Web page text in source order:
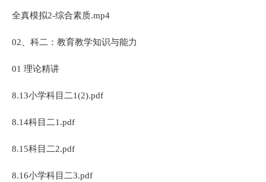
全真模拟2-综合素质.mp4
02、科二：教育教学知识与能力
01 理论精讲
8.13小学科目二1(2).pdf
8.14科目二1.pdf
8.15科目二2.pdf
8.16小学科目二3.pdf